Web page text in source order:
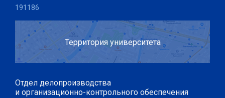
191186
Территория университета
Отдел делопроизводства
и организационно-контрольного обеспечения